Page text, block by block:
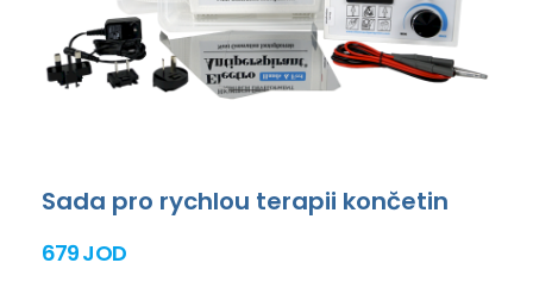
Sada pro rychlou terapii končetin
679 JOD